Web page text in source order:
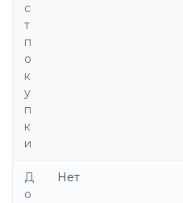
с
т
п
о
к
у
п
к
и
Д
о
Нет